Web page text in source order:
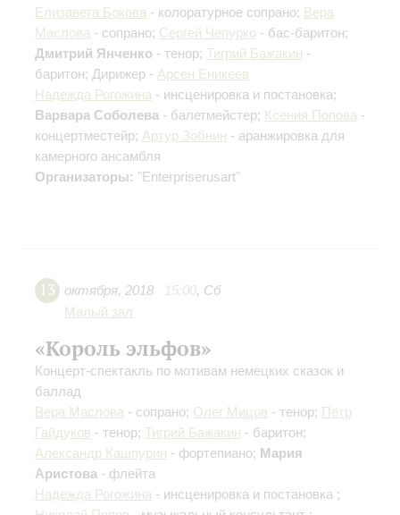
Елизавета Бокова - колоратурное сопрано; Вера
Маслова - сопрано; Сергей Чепурко - бас-баритон;
Дмитрий Янченко - тенор; Тигрий Бажакин -
баритон; Дирижер - Арсен Еникеев
Надежда Рогожина - инсценировка и постановка;
Варвара Соболева - балетмейстер; Ксения Попова -
концертместейр; Артур Зобнин - аранжировка для
камерного ансамбля
Организаторы: "Enterpriserusart"
13 октября, 2018 15:00, Сб
Малый зал
«Король эльфов»
Концерт-спектакль по мотивам немецких сказок и
баллад
Вера Маслова - сопрано; Олег Мицов - тенор; Пётр
Гайдуков - тенор; Тигрий Бажакин - баритон;
Александр Кашпурин - фортепиано; Мария
Аристова - флейта
Надежда Рогожина - инсценировка и постановка ;